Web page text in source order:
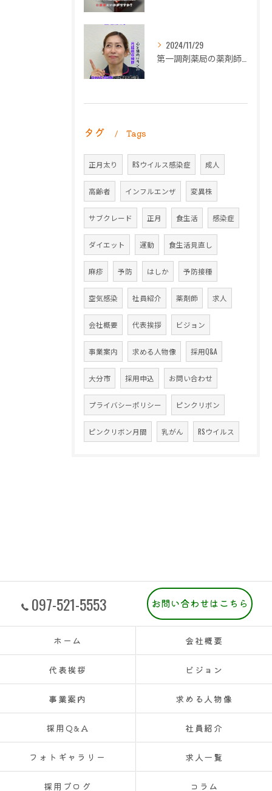
2024/11/29
タグ Tags
正月太り RSウイルス感染症 成人
高齢者 インフルエンザ 変異株
サブクレード 正月 食生活 感染症
ダイエット 運動 食生活見直し
麻疹 予防 はしか 予防接種
空気感染 社員紹介 薬剤師 求人
会社概要 代表挨拶 ビジョン
事業案内 求める人物像 採用Q&A
大分市 採用申込 お問い合わせ
プライバシーポリシー ピンクリボン
ピンクリボン月間 乳がん RSウイルス
097-521-5553 お問い合わせはこちら
ホーム 会社概要
代表挨拶 ビジョン
事業案内 求める人物像
採用Q&A 社員紹介
フォトギャラリー 求人一覧
採用ブログ コラム